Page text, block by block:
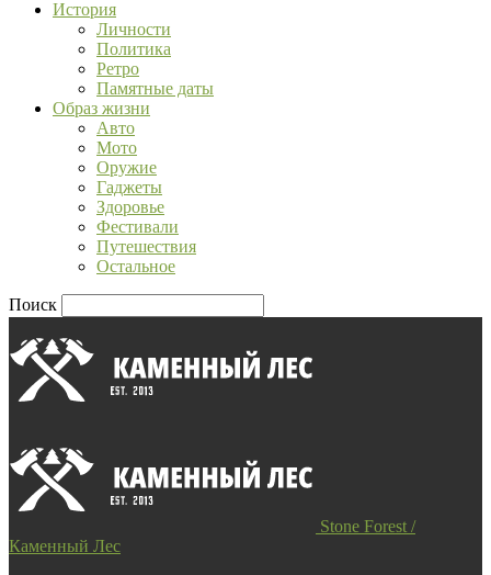
История
Личности
Политика
Ретро
Памятные даты
Образ жизни
Авто
Мото
Оружие
Гаджеты
Здоровье
Фестивали
Путешествия
Остальное
Поиск
Stone Forest /
Каменный Лес